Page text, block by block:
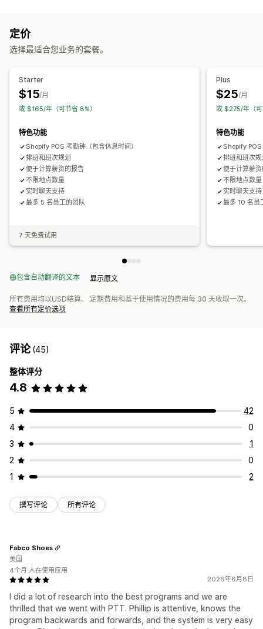
实时同步
员工管理
请假请求
定价
选择最适合您业务的套餐。
Starter
$15/月
或 $165/年（可节省 8%）
特色功能
Shopify POS 考勤钟（包含休息时间）
排班和班次规划
便于计算薪资的报告
不限地点数量
实时聊天支持
最多 5 名员工的团队
7 天免费试用
Plus
$25/月
或 $275/年（
特色功能
Shopify POS
排班和班次
便于计算薪
不限地点数量
实时聊天支持
最多 10 名员
包含自动翻译的文本 显示原文
所有费用均以USD结算。 定期费用和基于使用情况的费用每 30 天收取一次。
查看所有定价选项
评论(45)
整体评分
4.8
5
42
4
0
3
1
2
0
1
2
撰写评论 所有评论
2026年6月8日
I did a lot of research into the best programs and we are
thrilled that we went with PTT. Phillip is attentive, knows the
program backwards and forwards, and the system is very easy
Fabco Shoes
美国
4个月 人在使用应用